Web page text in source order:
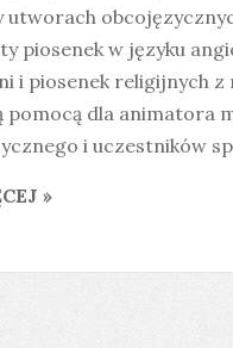
utworach
piosenek w języku
i piosenek religijnych z
pomocą dla animatora
i uczestników
»